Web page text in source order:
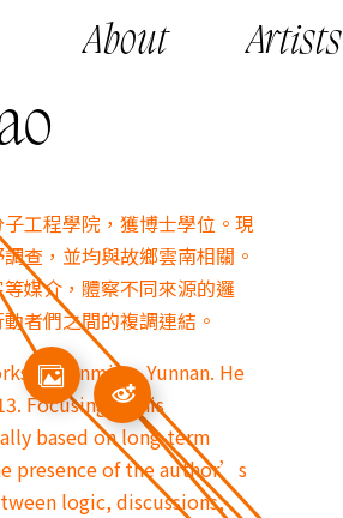
About Artists
工程學院，獲博士學位。現
查，並均與故鄉雲南相關。
媒介，體察不同來源的邏
者們之間的複調連結。
in Kunming, Yunnan. He
Focusing on his
based on long-term
presence of the author’s
logic, discussions,